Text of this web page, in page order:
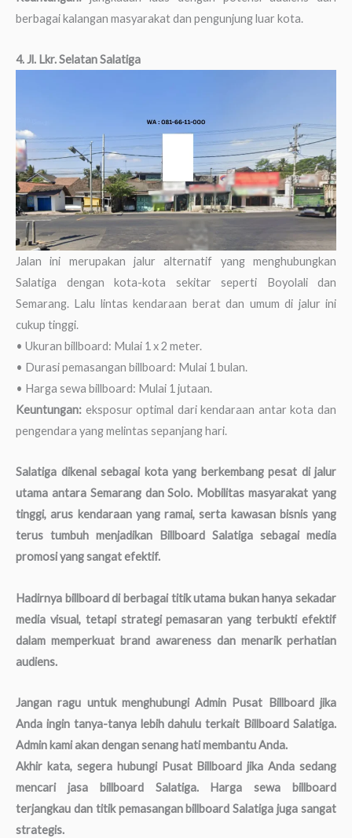
berbagai kalangan masyarakat dan pengunjung luar kota.
4. Jl. Lkr. Selatan Salatiga
Jalan ini merupakan jalur alternatif yang menghubungkan
Salatiga dengan kota-kota sekitar seperti Boyolali dan
Semarang. Lalu lintas kendaraan berat dan umum di jalur ini
cukup tinggi.
• Ukuran billboard: Mulai 1 x 2 meter.
• Durasi pemasangan billboard: Mulai 1 bulan.
• Harga sewa billboard: Mulai 1 jutaan.
Keuntungan: eksposur optimal dari kendaraan antar kota dan
pengendara yang melintas sepanjang hari.
Salatiga dikenal sebagai kota yang berkembang pesat di jalur
utama antara Semarang dan Solo. Mobilitas masyarakat yang
tinggi, arus kendaraan yang ramai, serta kawasan bisnis yang
terus tumbuh menjadikan Billboard Salatiga sebagai media
promosi yang sangat efektif.
Hadirnya billboard di berbagai titik utama bukan hanya sekadar
media visual, tetapi strategi pemasaran yang terbukti efektif
dalam memperkuat brand awareness dan menarik perhatian
audiens.
Jangan ragu untuk menghubungi Admin Pusat Billboard jika
Anda ingin tanya-tanya lebih dahulu terkait Billboard Salatiga.
Admin kami akan dengan senang hati membantu Anda.
Akhir kata, segera hubungi Pusat Billboard jika Anda sedang
mencari jasa billboard Salatiga. Harga sewa billboard
terjangkau dan titik pemasangan billboard Salatiga juga sangat
strategis.